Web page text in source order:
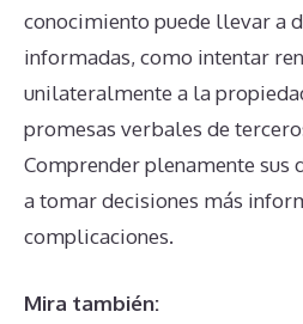
conocimiento puede llevar a
informadas, como intentar
unilateralmente a la
promesas verbales de
Comprender plenamente sus
a tomar decisiones más
complicaciones.
Mira también: